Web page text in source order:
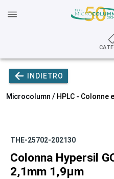
INDIETRO
Microcolumn / HPLC - Colonne
THE-25702-202130
Colonna Hypersil
2,1mm 1,9µm